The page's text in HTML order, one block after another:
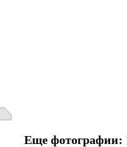
Еще фотографии: